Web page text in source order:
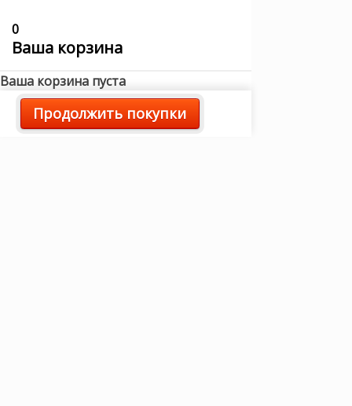
0
Ваша корзина
Ваша корзина пуста
Продолжить покупки